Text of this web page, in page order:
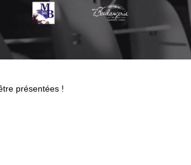
présentées !